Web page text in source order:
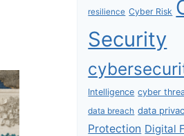
resilience Cyber Risk
Security
Intelligence cyber
data breach data
Protection Digital